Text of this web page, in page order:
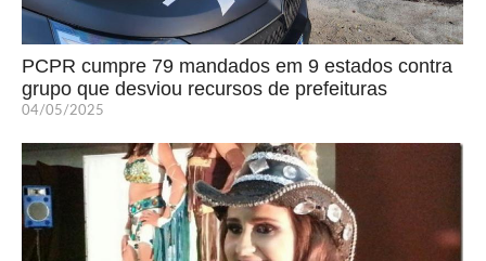
PCPR cumpre 79 mandados em 9 estados contra
grupo que desviou recursos de prefeituras
04/05/2025